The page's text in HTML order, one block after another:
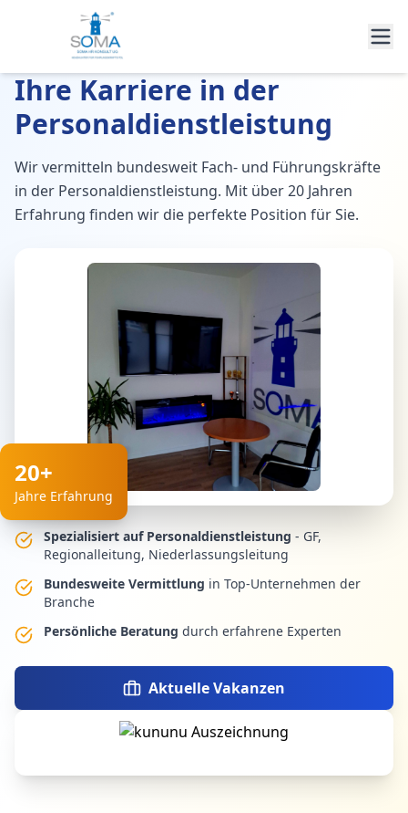
Ihre Karriere in der
Personaldienstleistung
Wir vermitteln bundesweit Fach- und Führungskräfte
in der Personaldienstleistung. Mit über 20 Jahren
Erfahrung finden wir die perfekte Position für Sie.
20+
Jahre Erfahrung
Spezialisiert auf Personaldienstleistung - GF,
Regionalleitung, Niederlassungsleitung
Bundesweite Vermittlung in Top-Unternehmen der
Branche
Persönliche Beratung durch erfahrene Experten
Aktuelle Vakanzen